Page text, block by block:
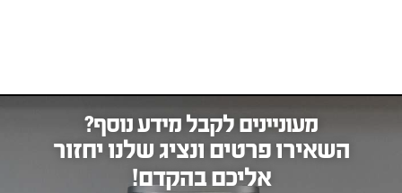
מעוניינים לקבל מידע נוסף?
השאירו פרטים ונציג שלנו יחזור
אליכם בהקדם!